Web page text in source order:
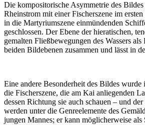
Die kompositorische Asymmetrie des
Rheinstrom mit einer Fischerszene im
in die Martyriumszene einmündenden
geschlossen. Der Ebene der hieratischen,
gemalten Fließbewegungen des Wassers
beiden Bildebenen zusammen und lässt in
Eine andere Besonderheit des Bildes
die Fischerszene, die am Kai anliegenden
dessen Richtung sie auch schauen – und
werden unter die Genreelemente des
jungen Mannes; er kann möglicherweise